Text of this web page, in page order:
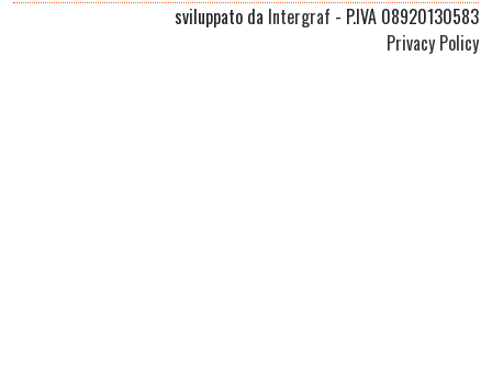
sviluppato da Intergraf - P.IVA 08920130583
Privacy Policy